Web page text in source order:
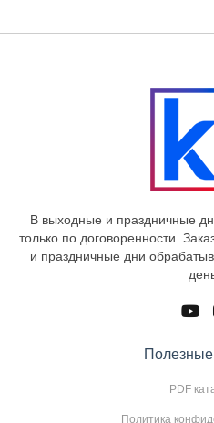
В выходные и праздничные
только по договоренности.
и праздничные дни
PDF
Политика